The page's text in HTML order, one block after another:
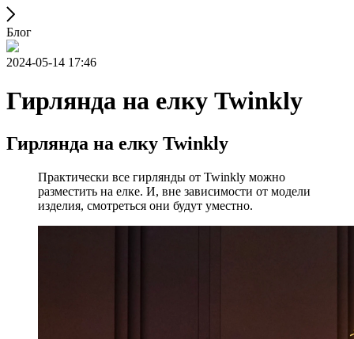
Блог
2024-05-14 17:46
Гирлянда на елку Twinkly
Гирлянда на елку Twinkly
Практически все гирлянды от Twinkly можно
разместить на елке. И, вне зависимости от модели
изделия, смотреться они будут уместно.